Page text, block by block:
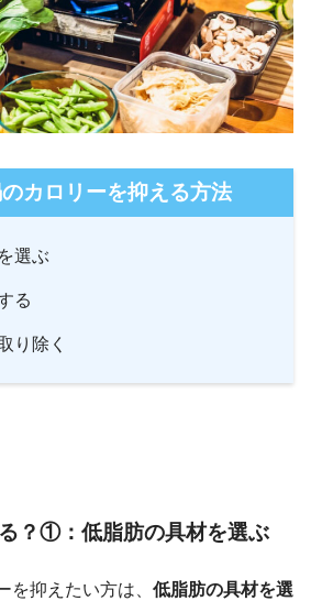
カロリーを抑える方法
選ぶ
る
り除く
？①：低脂肪の具材を選ぶ
を抑えたい方は、 低脂肪の具材を選